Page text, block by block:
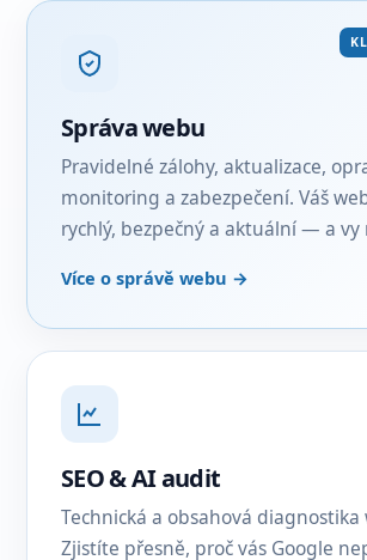
Správa webu
Pravidelné zálohy, aktualizace,
monitoring a zabezpečení. Váš
rychlý, bezpečný a aktuální — a vy
Více o správě webu →
SEO & AI audit
Technická a obsahová diagnostika
Zjistíte přesně, proč vás Google